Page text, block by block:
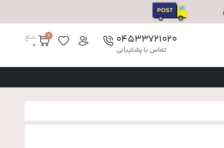
۰۴۵۳۳۷۲۱۰۲۰
تماس با پشتیبانی
مبلغ
0
0